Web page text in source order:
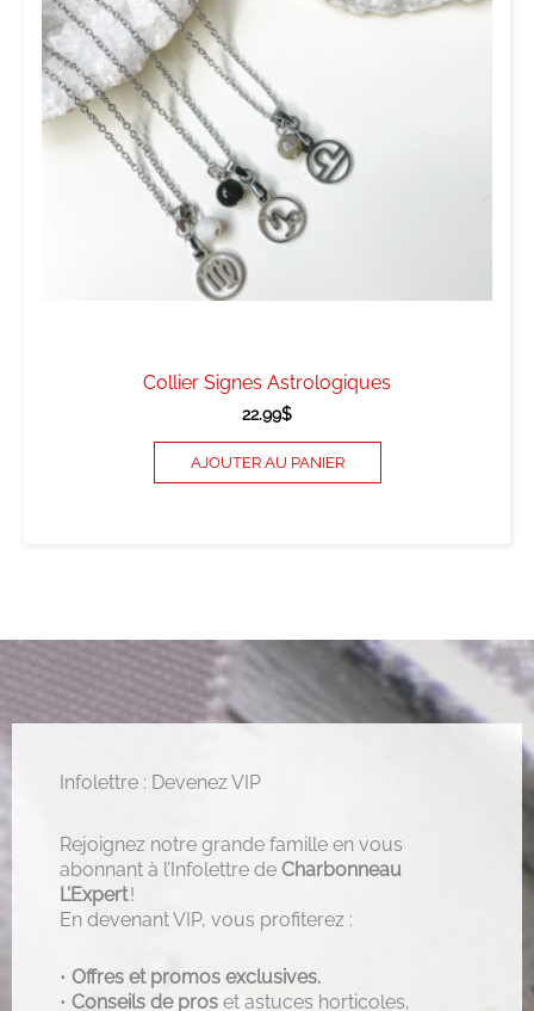
Collier Signes Astrologiques
22.99$
AJOUTER AU PANIER
Infolettre : Devenez VIP
Rejoignez notre grande famille en vous
abonnant à l’Infolettre de Charbonneau
L’Expert!
En devenant VIP, vous profiterez :
• Offres et promos exclusives.
• Conseils de pros et astuces horticoles,